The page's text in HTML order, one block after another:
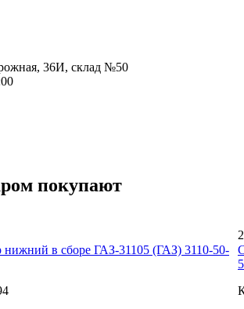
36И, склад №50
покупают
в сборе ГАЗ-31105 (ГАЗ) 3110-50-